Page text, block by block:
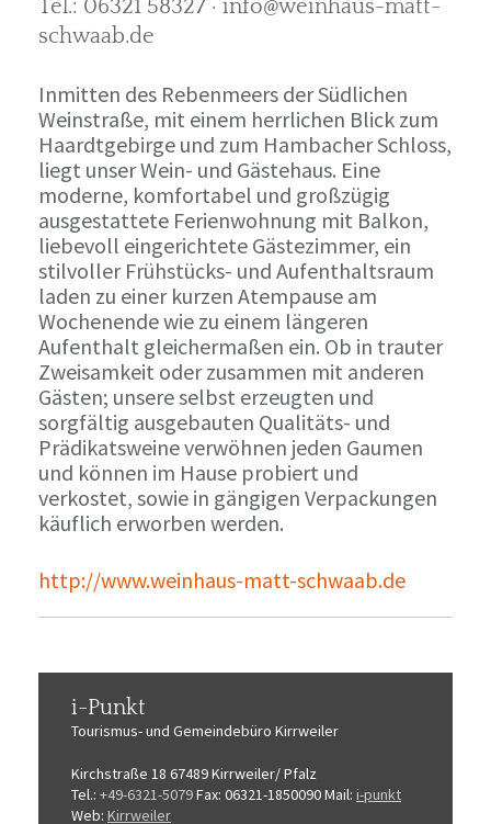
Tel.: 06321 58327 · info@weinhaus-matt-
schwaab.de
Inmitten des Rebenmeers der Südlichen
Weinstraße, mit einem herrlichen Blick zum
Haardtgebirge und zum Hambacher Schloss,
liegt unser Wein- und Gästehaus. Eine
moderne, komfortabel und großzügig
ausgestattete Ferienwohnung mit Balkon,
liebevoll eingerichtete Gästezimmer, ein
stilvoller Frühstücks- und Aufenthaltsraum
laden zu einer kurzen Atempause am
Wochenende wie zu einem längeren
Aufenthalt gleichermaßen ein. Ob in trauter
Zweisamkeit oder zusammen mit anderen
Gästen; unsere selbst erzeugten und
sorgfältig ausgebauten Qualitäts- und
Prädikatsweine verwöhnen jeden Gaumen
und können im Hause probiert und
verkostet, sowie in gängigen Verpackungen
käuflich erworben werden.
http://www.weinhaus-matt-schwaab.de
i-Punkt
Tourismus-und Gemeindebüro Kirrweiler
Kirchstraße 18 67489 Kirrweiler/ Pfalz
Tel.: +49-6321-5079Fax: 06321-1850090Mail: i-punkt
Web: Kirrweiler